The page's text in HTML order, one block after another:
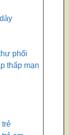
phổi
thấp mạn
trẻ